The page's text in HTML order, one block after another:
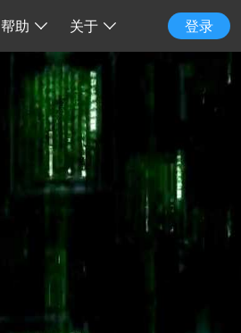
登录
帮助 关于
三维地球
三维离线地球 开源 API 调用